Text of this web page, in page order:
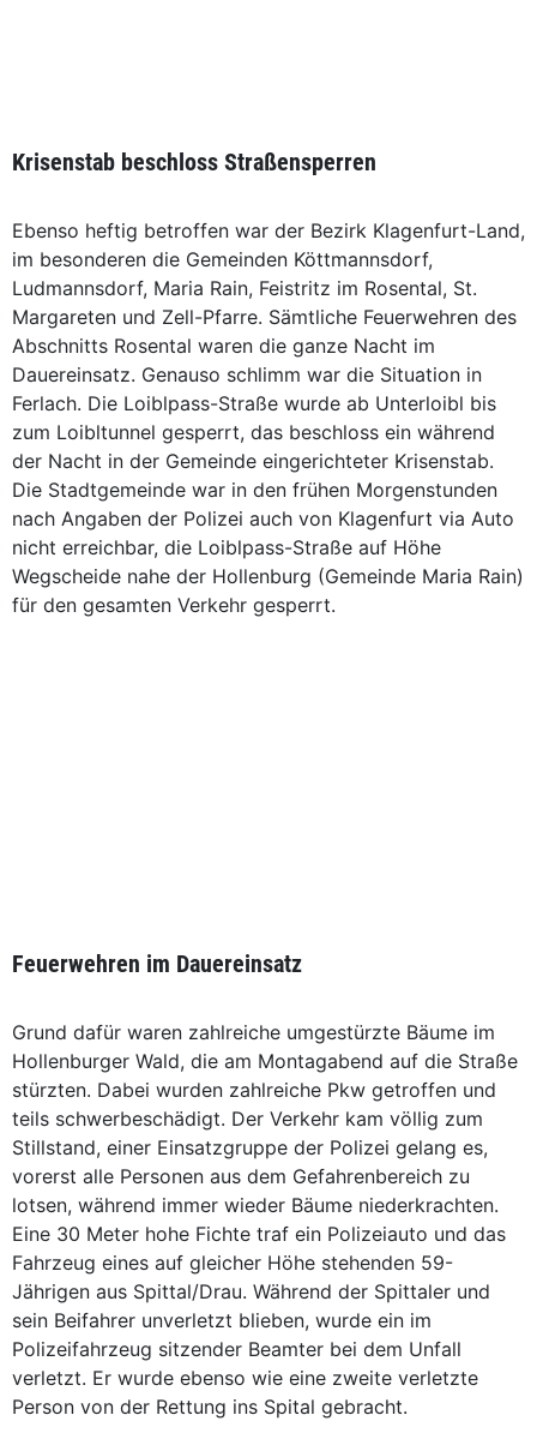
Krisenstab beschloss Straßensperren
Ebenso heftig betroffen war der Bezirk Klagenfurt-Land,
im besonderen die Gemeinden Köttmannsdorf,
Ludmannsdorf, Maria Rain, Feistritz im Rosental, St.
Margareten und Zell-Pfarre. Sämtliche Feuerwehren des
Abschnitts Rosental waren die ganze Nacht im
Dauereinsatz. Genauso schlimm war die Situation in
Ferlach. Die Loiblpass-Straße wurde ab Unterloibl bis
zum Loibltunnel gesperrt, das beschloss ein während
der Nacht in der Gemeinde eingerichteter Krisenstab.
Die Stadtgemeinde war in den frühen Morgenstunden
nach Angaben der Polizei auch von Klagenfurt via Auto
nicht erreichbar, die Loiblpass-Straße auf Höhe
Wegscheide nahe der Hollenburg (Gemeinde Maria Rain)
für den gesamten Verkehr gesperrt.
Feuerwehren im Dauereinsatz
Grund dafür waren zahlreiche umgestürzte Bäume im
Hollenburger Wald, die am Montagabend auf die Straße
stürzten. Dabei wurden zahlreiche Pkw getroffen und
teils schwerbeschädigt. Der Verkehr kam völlig zum
Stillstand, einer Einsatzgruppe der Polizei gelang es,
vorerst alle Personen aus dem Gefahrenbereich zu
lotsen, während immer wieder Bäume niederkrachten.
Eine 30 Meter hohe Fichte traf ein Polizeiauto und das
Fahrzeug eines auf gleicher Höhe stehenden 59-
Jährigen aus Spittal/Drau. Während der Spittaler und
sein Beifahrer unverletzt blieben, wurde ein im
Polizeifahrzeug sitzender Beamter bei dem Unfall
verletzt. Er wurde ebenso wie eine zweite verletzte
Person von der Rettung ins Spital gebracht.